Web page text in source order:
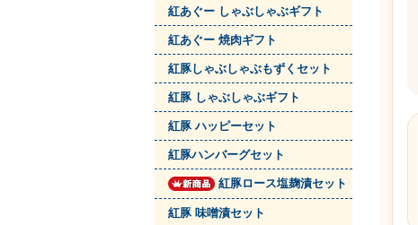
紅あぐー しゃぶしゃぶギフト
紅あぐー 焼肉ギフト
紅豚しゃぶしゃぶもずくセット
紅豚 しゃぶしゃぶギフト
紅豚 ハッピーセット
紅豚ハンバーグセット
紅豚ロース塩麹漬セット
紅豚 味噌漬セット